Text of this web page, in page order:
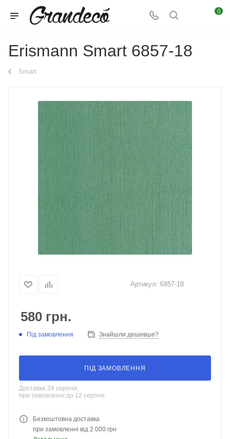
0
Erismann Smart 6857-18
Smart
Артикул: 6857-18
580 грн.
Під замовлення Знайшли дешевше?
ПІД ЗАМОВЛЕННЯ
Доставка 24 серпня,
при замовленні до 12 серпня
Безкоштовна доставка
при замовленні від 2 000 грн